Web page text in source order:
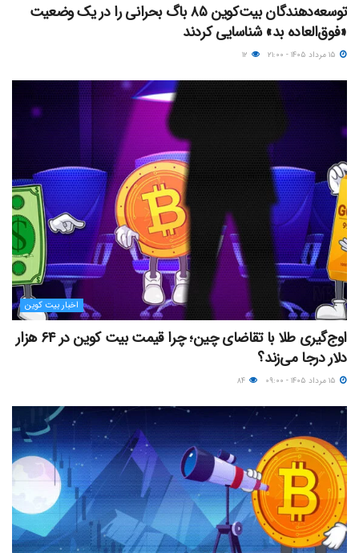
توسعه‌دهندگان بیت‌کوین ۸۵ باگ بحرانی را در یک وضعیت
«فوق‌العاده بد» شناسایی کردند
اخبار بیت کوین
اوج‌گیری طلا با تقاضای چین؛ چرا قیمت بیت کوین در ۶۴ هزار
دلار درجا می‌زند؟